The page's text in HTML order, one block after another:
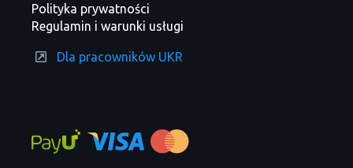
Polityka prywatności
Regulamin i warunki usługi
Dla pracowników UKR